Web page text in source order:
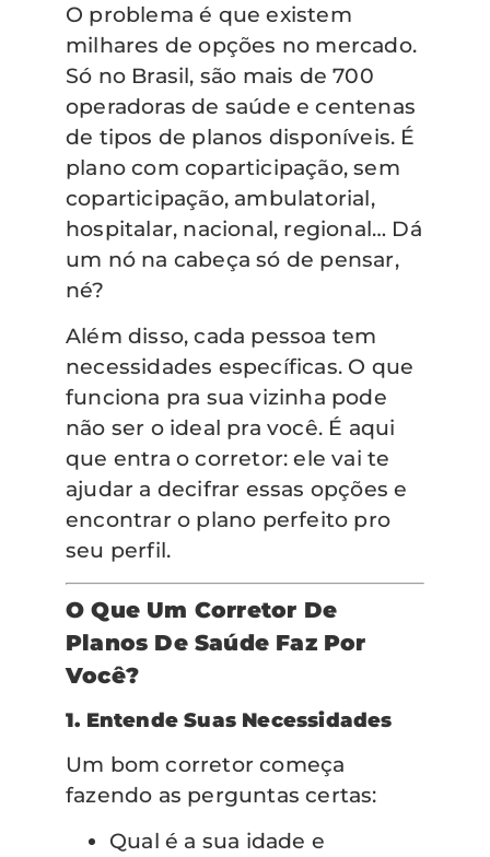
O problema é que existem
milhares de opções no mercado.
Só no Brasil, são mais de 700
operadoras de saúde e centenas
de tipos de planos disponíveis. É
plano com coparticipação, sem
coparticipação, ambulatorial,
hospitalar, nacional, regional… Dá
um nó na cabeça só de pensar,
né?
Além disso, cada pessoa tem
necessidades específicas. O que
funciona pra sua vizinha pode
não ser o ideal pra você. É aqui
que entra o corretor: ele vai te
ajudar a decifrar essas opções e
encontrar o plano perfeito pro
seu perfil.
O Que Um Corretor De
Planos De Saúde Faz Por
Você?
1. Entende Suas Necessidades
Um bom corretor começa
fazendo as perguntas certas:
Qual é a sua idade e